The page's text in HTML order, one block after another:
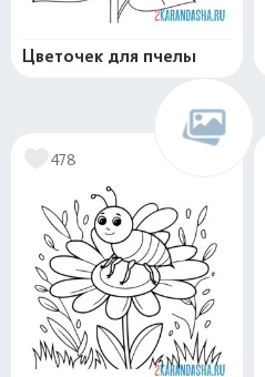
Цветочек для пчелы
478